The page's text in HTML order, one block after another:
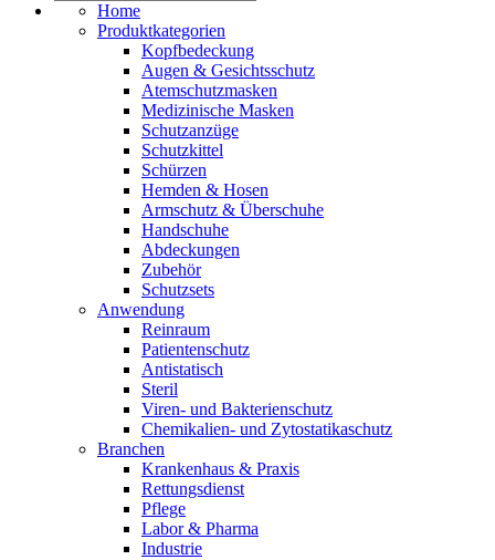
Home
Produktkategorien
Kopfbedeckung
Augen & Gesichtsschutz
Atemschutzmasken
Medizinische Masken
Schutzanzüge
Schutzkittel
Schürzen
Hemden & Hosen
Armschutz & Überschuhe
Handschuhe
Abdeckungen
Zubehör
Schutzsets
Anwendung
Reinraum
Patientenschutz
Antistatisch
Steril
Viren- und Bakterienschutz
Chemikalien- und Zytostatikaschutz
Branchen
Krankenhaus & Praxis
Rettungsdienst
Pflege
Labor & Pharma
Industrie